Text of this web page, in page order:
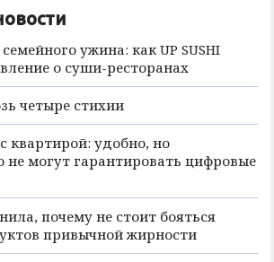
ужина: как UP SUSHI
о суши-ресторанах
четыре стихии
квартирой: удобно, но
не могут гарантировать цифровые
почему не стоит бояться
привычной жирности